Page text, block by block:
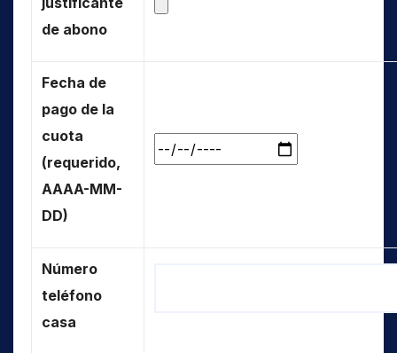
de abono
Fecha de
pago de la
cuota
(requerido,
AAAA-MM-
DD)
Número
teléfono
casa